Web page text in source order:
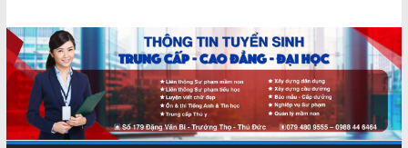
to
content
Chứng
chỉ
ngắn